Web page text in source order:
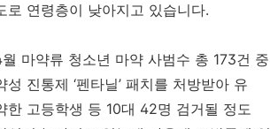
로 연령층이 낮아지고 있습니다.
마약류 청소년 마약 사범수 총 173건 중
성 진통제 ‘펜타닐’ 패치를 처방받아 유
한 고등학생 등 10대 42명 검거될 정도